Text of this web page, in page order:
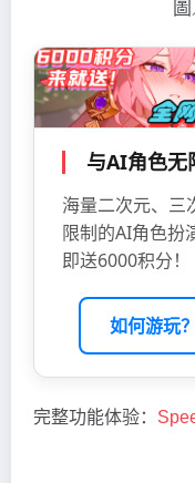
与AI角色无
海量二次元、三
限制的AI角色扮
即送6000积分！
如何游玩？
完整功能体验：